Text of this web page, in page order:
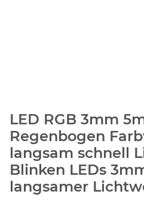
LED RGB 3mm
Regenbogen
langsam schnell
Blinken LEDs
langsamer